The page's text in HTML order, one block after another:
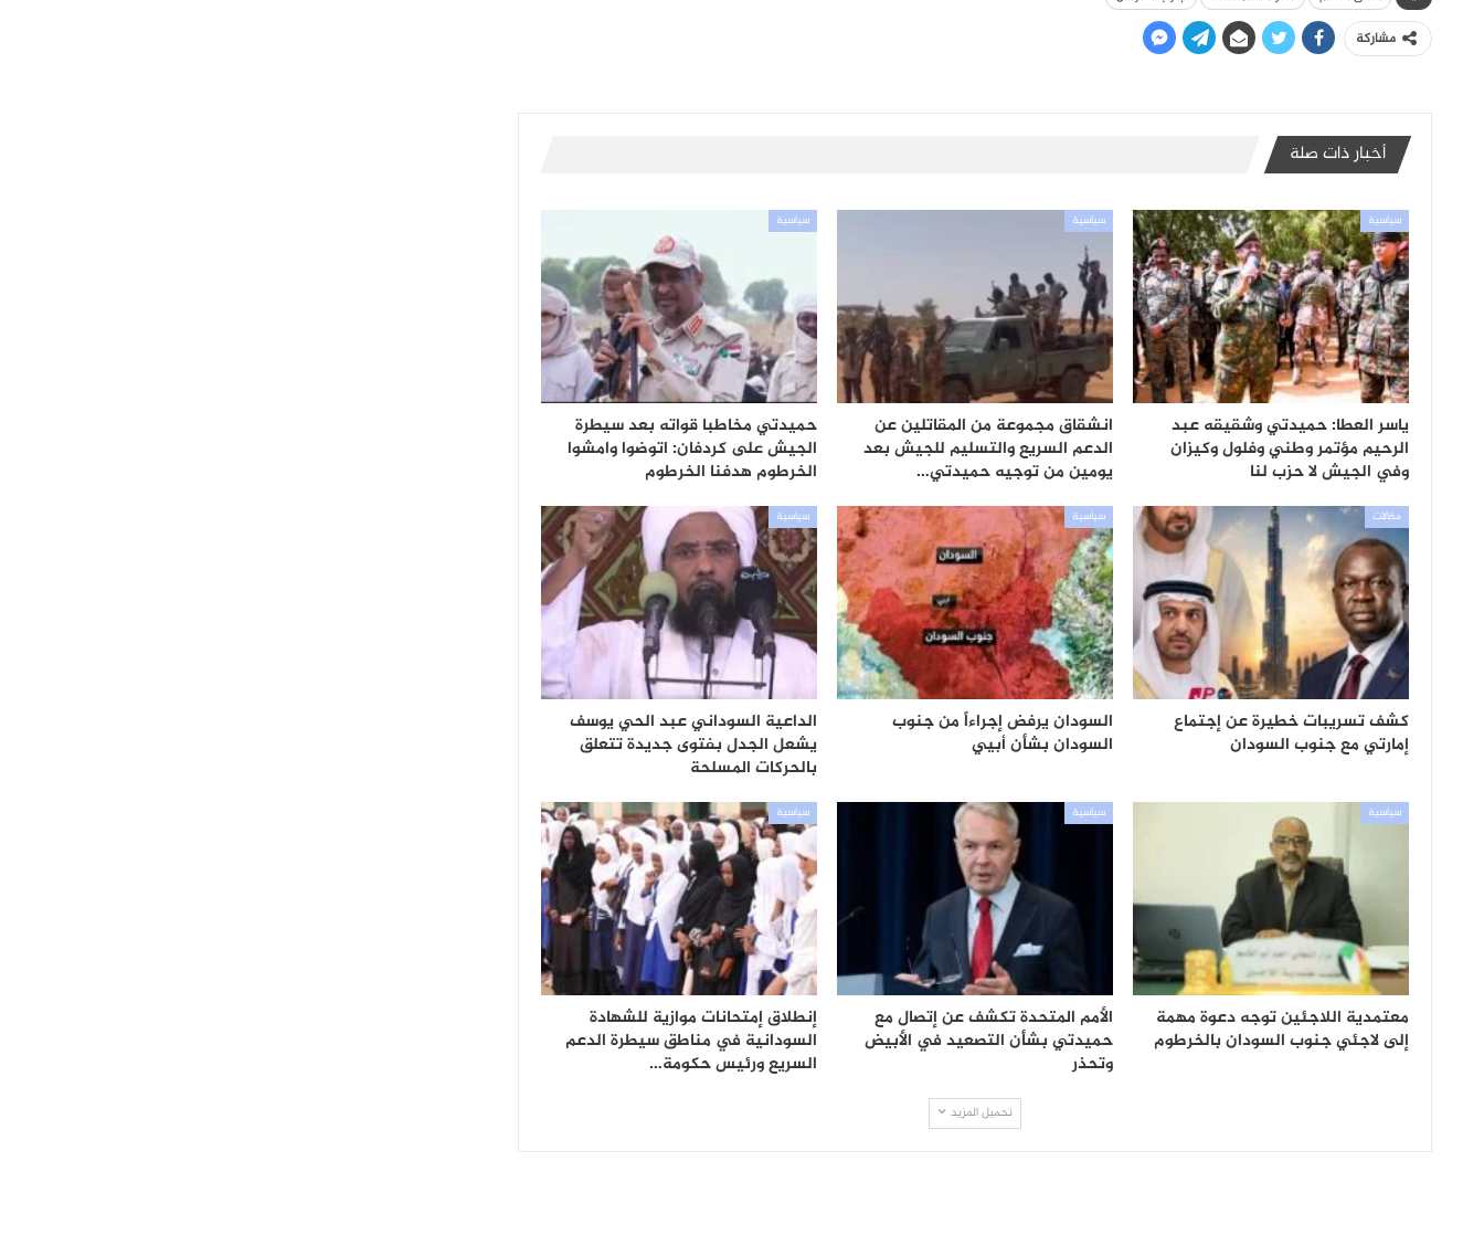
مشاركة
أخبار ذات صلة
سياسية
ياسر العطا: حميدتي وشقيقه عبد
الرحيم مؤتمر وطني وفلول وكيزان
وفي الجيش لا حزب لنا
سياسية
انشقاق مجموعة من المقاتلين عن
الدعم السريع والتسليم للجيش بعد
يومين من توجيه حميدتي…
سياسية
حميدتي مخاطبا قواته بعد سيطرة
الجيش على كردفان: اتوضوا وامشوا
الخرطوم هدفنا الخرطوم
مقالات
كشف تسريبات خطيرة عن إجتماع
إمارتي مع جنوب السودان
سياسية
السودان يرفض إجراءاً من جنوب
السودان بشأن أبيي
سياسية
الداعية السوداني عبد الحي يوسف
يشعل الجدل بفتوى جديدة تتعلق
بالحركات المسلحة
سياسية
معتمدية اللاجئين توجه دعوة مهمة
إلى لاجئي جنوب السودان بالخرطوم
سياسية
الأمم المتحدة تكشف عن إتصال مع
حميدتي بشأن التصعيد في الأبيض
وتحذر
سياسية
إنطلاق إمتحانات موازية للشهادة
السودانية في مناطق سيطرة الدعم
السريع ورئيس حكومة…
تحميل المزيد